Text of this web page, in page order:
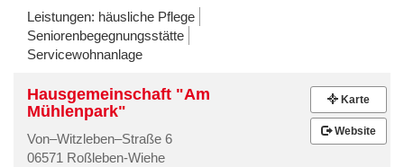
Leistungen: häusliche Pflege
Seniorenbegegnungsstätte
Servicewohnanlage
Hausgemeinschaft "Am
Mühlenpark"
Von–Witzleben–Straße 6
06571 Roßleben-Wiehe
Karte
Website